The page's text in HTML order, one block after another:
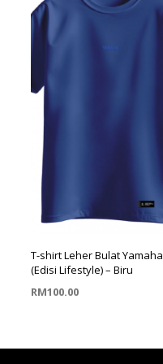
T-shirt Leher Bulat Yamaha
(Edisi Lifestyle) – Biru
RM100.00
This